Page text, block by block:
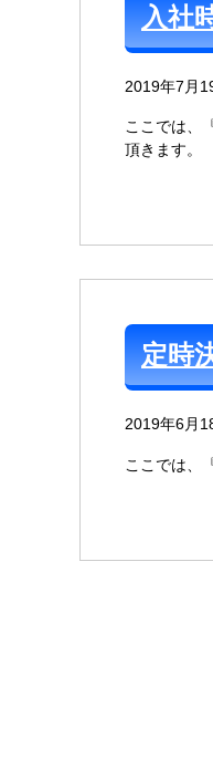
入社
2019年7月
ここでは、
頂きます。
定時
2019年6月
ここでは、